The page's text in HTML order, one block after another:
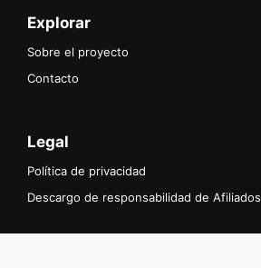
Explorar
Sobre el proyecto
Contacto
Legal
Política de privacidad
Descargo de responsabilidad de Afiliados